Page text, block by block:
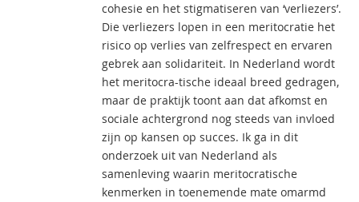
cohesie en het stigmatiseren van ‘verliezers’.
Die verliezers lopen in een meritocratie het
risico op verlies van zelfrespect en ervaren
gebrek aan solidariteit. In Nederland wordt
het meritocra-tische ideaal breed gedragen,
maar de praktijk toont aan dat afkomst en
sociale achtergrond nog steeds van invloed
zijn op kansen op succes. Ik ga in dit
onderzoek uit van Nederland als
samenleving waarin meritocratische
kenmerken in toenemende mate omarmd